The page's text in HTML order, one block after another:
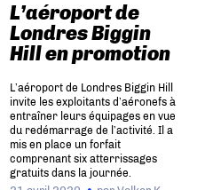
L’aéroport de
Londres Biggin
Hill en promotion
L’aéroport de Londres Biggin Hill
invite les exploitants d’aéronefs à
entraîner leurs équipages en vue
du redémarrage de l’activité. Il a
mis en place un forfait
comprenant six atterrissages
gratuits dans la journée.